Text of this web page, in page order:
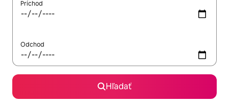
Príchod
Odchod
Hľadať